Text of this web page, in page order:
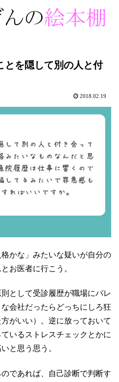
とを隠して別の人と付
2018.02.19
格かな」みたいな疑いが自分の
お医者に行こう。
として受診履歴が職場にバレ
会社だったらどっちにしろ狂
がいい）。逆に放っておいて
いるストレスチェックとかに
と思う思う。
であれば、自己診断で判断す